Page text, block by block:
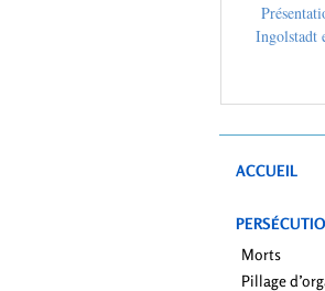
Ingolstadt
ACCUEIL
Morts
Pillage